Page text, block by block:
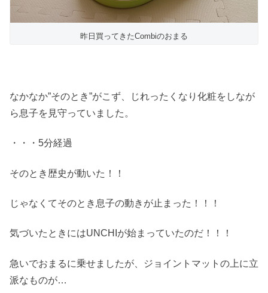
昨日買ってきたCombiのおまる
なかなか”そのとき”がこず、じれったくなり化粧をしなが
ら息子を見守っていました。
・・・5分経過
そのとき歴史が動いた！！
じゃなくてそのとき息子の動きが止まった！！！
気づいたときにはUNCHIが始まっていたのだ！！！
急いでおまるに乗せましたが、ジョイントマットの上に立
派なものが…